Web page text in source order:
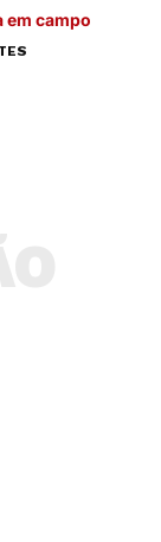
em campo